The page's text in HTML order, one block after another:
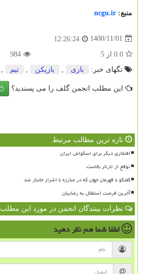
منبع: ncgu.ir
1400/11/01
12:26:24
0.0 از 5
984
تگهای خبر:
بازی بازیكن تیم
این مطلب انجمن گلف را می پسندید؟
تازه ترین مطالب مرتبط
افتخاری دیگر برای اسکواش ایران
توقع از تارتار بالاست
گفتگو با قهرمان جهان که در مبارزه با اشرار جانباز شد
آخرین فرصت استقلال به رضاییان
نظرات بینندگان انجمن در مورد این مطلب
لطفا شما همنظر دهید